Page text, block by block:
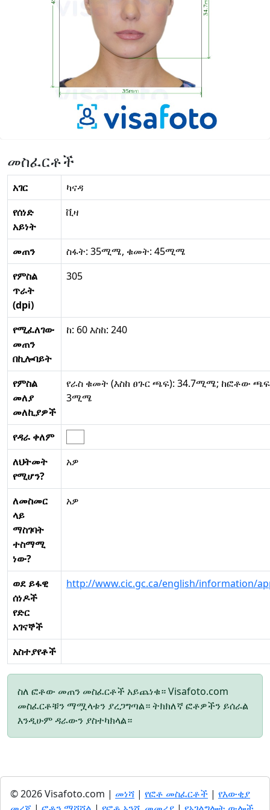
መስፈርቶች
አገር
ካናዳ
የሰነድ
አይነት
ቪዛ
መጠን
ስፋት: 35ሚሜ, ቁመት: 45ሚሜ
የምስል
ጥራት
(dpi)
305
የሚፈለገው
መጠን
በኪሎባይት
ከ: 60 እስከ: 240
የምስል
መለያ
መለኪያዎች
የራስ ቁመት (እስከ ፀጉር ጫፍ): 34.7ሚሜ; ከፎቶው
3ሚሜ
የዳራ ቀለም
ለህትመት
የሚሆን?
አዎ
ለመስመር
ላይ
ማስገባት
ተስማሚ
ነው?
አዎ
ወደ ይፋዊ
ሰነዶች
የድር
አገናኞች
http://www.cic.gc.ca/english/information/
አስተያየቶች
ስለ ፎቶው መጠን መስፈርቶች አይጨነቁ። Visafoto.com
መስፈርቶቹን ማሟላቱን ያረጋግጣል። ትክክለኛ ፎቶዎችን ይሰራል
እንዲሁም ዳራውን ያስተካክላል።
© 2026 Visafoto.com | መነሻ | የፎቶ መስፈርቶች | የእውቂያ